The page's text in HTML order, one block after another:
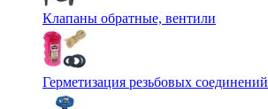
Клапаны обратные, вентили
Герметизация резьбовых соединений